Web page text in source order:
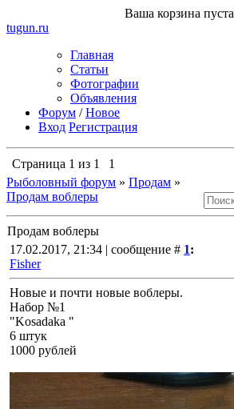
Ваша корзина пуста
tugun.ru
Главная
Статьи
Фотографии
Объявления
Форум /Новое
Вход Регистрация
Страница 1 из 1
1
Рыболовный форум » Продам »
Продам воблеры
Продам воблеры
17.02.2017, 21:34 | сообщение # 1:
Fisher
Новые и почти новые воблеры.
Набор №1
"Kosadaka "
6 штук
1000 рублей